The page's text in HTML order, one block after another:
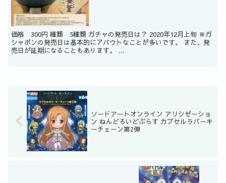
価格 300円 種類 5種類 ガチャの発売日は？ 2020年12月上旬 ※ガ
シャポンの発売日は基本的にアバウトなことが多いです。 また、発
売日が延期になることもあります。 ...
ソードアートオンライン アリシゼーショ
ン ねんどろいどぷらす カプセルラバーキ
ーチェーン第2弾